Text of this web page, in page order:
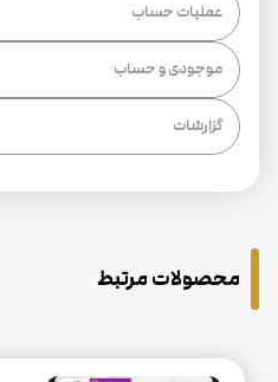
عملیات حساب
موجودی و حساب
گزارشات
محصولات مرتبط